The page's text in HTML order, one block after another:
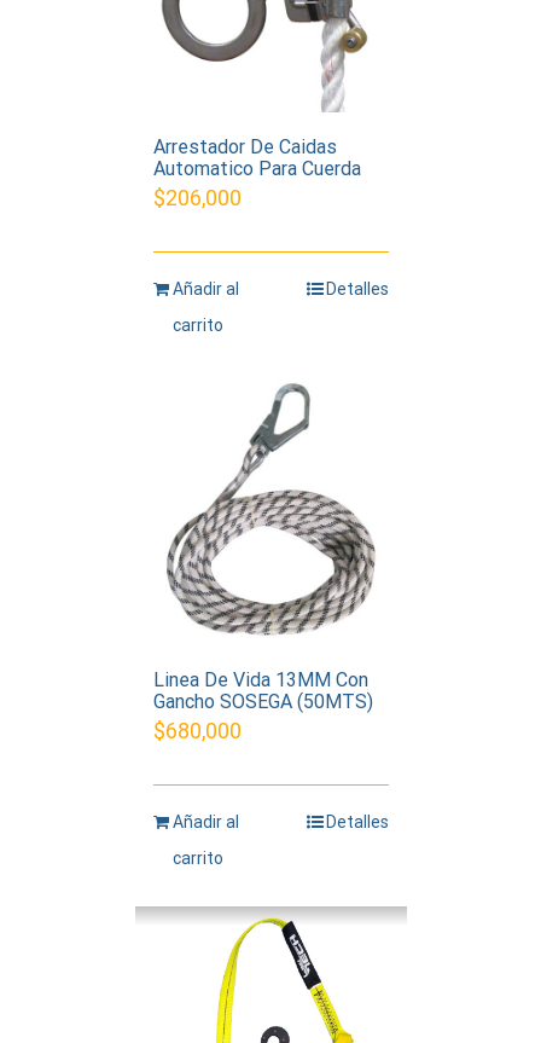
Arrestador De Caidas
Automatico Para Cuerda
$206,000
Añadir al
carrito
Detalles
Linea De Vida 13MM Con
Gancho SOSEGA (50MTS)
$680,000
Añadir al
carrito
Detalles